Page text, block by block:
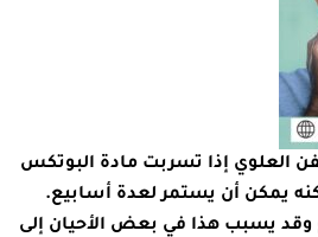
العلوي إذا تسربت مادة البوتكس
يمكن أن يستمر لعدة أسابيع.
وقد يسبب هذا في بعض الأحيان إلى